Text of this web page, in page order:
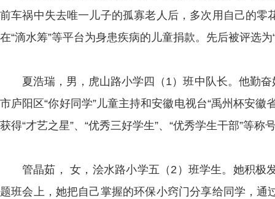
前车祸中失去唯一儿子的孤寡老人后，多次用自己的
在“滴水筹”等平台为身患疾病的儿童捐款。先后被评选为
夏浩瑞，男，虎山路小学四（1）班中队长。他勤
市庐阳区“你好同学”儿童主持和安徽电视台“禹州杯安
获得“才艺之星”、“优秀三好学生”、“优秀学生干部”等
管晶茹， 女，浍水路小学五（2）班学生。她积极
题班会上，她把自己掌握的环保小窍门分享给同学，